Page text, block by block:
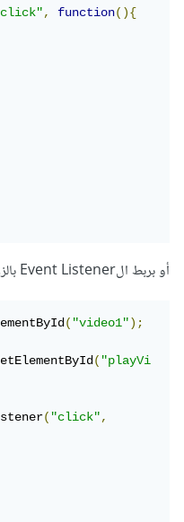
, function(){
أو بربط الEvent Listener بالزر عوضا عن الفيديو نفسه فيكون :
("video1");
("playVi
("click",